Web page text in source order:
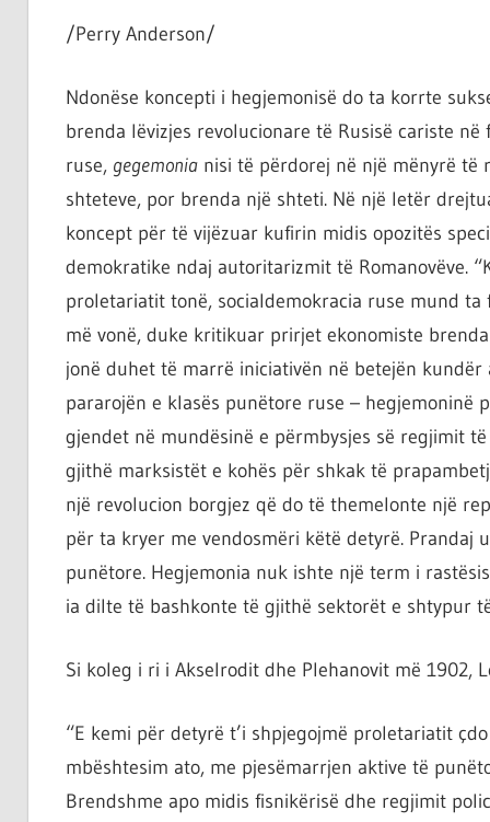
/Perry Anderson/
Ndonëse koncepti i hegjemonisë do ta korrte
brenda lëvizjes revolucionare të Rusisë cariste
ruse, gegemonianisi të përdorej në një mënyrë të
shteteve, por brenda një shteti. Në një letër
koncept për të vijëzuar kufirin midis opozitës
demokratike ndaj autoritarizmit të Romanovëve.
proletariatit tonë, socialdemokracia ruse mund
më vonë, duke kritikuar prirjet ekonomiste
jonë duhet të marrë iniciativën në betejën
pararojën e klasës punëtore ruse – hegjemoninë
gjendet në mundësinë e përmbysjes së regjimit
gjithë marksistët e kohës për shkak të
një revolucion borgjez që do të themelonte një
për ta kryer me vendosmëri këtë detyrë.
punëtore. Hegjemonia nuk ishte një term i
ia dilte të bashkonte të gjithë sektorët e shtypur
Si koleg i ri i Akselrodit dhe Plehanovit më 1902,
“E kemi për detyrë t’i shpjegojmë proletariatit
mbështesim ato, me pjesëmarrjen aktive të
Brendshme apo midis fisnikërisë dhe regjimit